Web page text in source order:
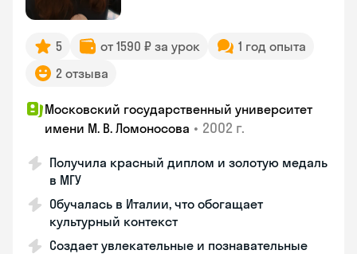
5 от 1590 ₽ за урок
1 год опыта
2 отзыва
Московский государственный университет
имени М. В. Ломоносова • 2002 г.
Получила красный диплом и золотую медаль
в МГУ
Обучалась в Италии, что обогащает
культурный контекст
Создает увлекательные и познавательные